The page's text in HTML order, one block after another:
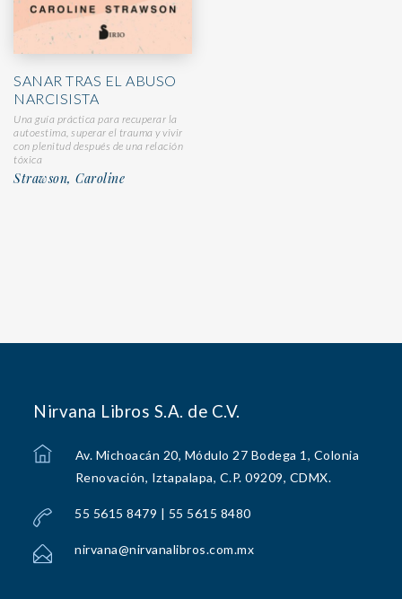
SANAR TRAS EL ABUSO
NARCISISTA
Una guía práctica para recuperar la
autoestima, superar el trauma y vivir
con plenitud después de una relación
tóxica
Strawson, Caroline
Nirvana Libros S.A. de C.V.
Av. Michoacán 20, Módulo 27 Bodega 1, Colonia
Renovación, Iztapalapa, C.P. 09209, CDMX.
55 5615 8479 | 55 5615 8480
nirvana@nirvanalibros.com.mx